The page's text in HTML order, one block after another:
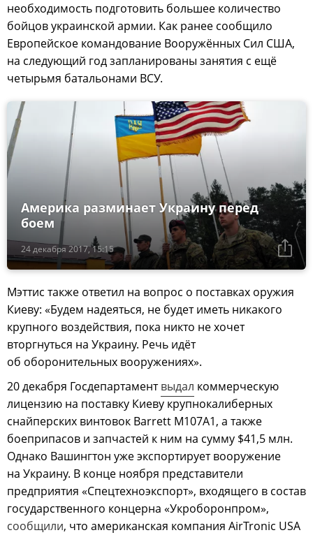
необходимость подготовить большее количество
бойцов украинской армии. Как ранее сообщило
Европейское командование Вооружённых Сил США,
на следующий год запланированы занятия с ещё
четырьмя батальонами ВСУ.
24 декабря 2017, 15:15
Америка разминает Украину перед
боем
Мэттис также ответил на вопрос о поставках оружия
Киеву: «Будем надеяться, не будет иметь никакого
крупного воздействия, пока никто не хочет
вторгнуться на Украину. Речь идёт
об оборонительных вооружениях».
20 декабря Госдепартаментвыдал коммерческую
лицензию на поставку Киеву крупнокалиберных
снайперских винтовок Barrett M107A1, а также
боеприпасов и запчастей к ним на сумму $41,5 млн.
Однако Вашингтон уже экспортирует вооружение
на Украину. В конце ноября представители
предприятия «Спецтехноэкспорт», входящего в состав
государственного концерна «Укроборонпром»,
сообщили, что американская компания AirTronic USA